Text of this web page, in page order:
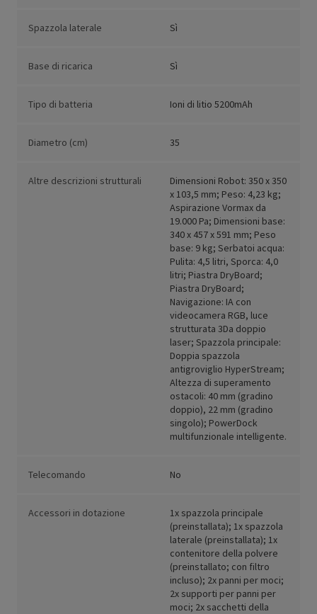
Spazzola laterale Sì
Base di ricarica Sì
Tipo di batteria Ioni di litio 5200mAh
Diametro (cm) 35
Altre descrizioni strutturali
Dimensioni Robot: 350 x 350
x 103,5 mm; Peso: 4,23 kg;
Aspirazione Vormax da
19.000 Pa; Dimensioni base:
340 x 457 x 591 mm; Peso
base: 9 kg; Serbatoi acqua:
Pulita: 4,5 litri, Sporca: 4,0
litri; Piastra DryBoard;
Piastra DryBoard;
Navigazione: IA con
videocamera RGB, luce
strutturata 3Da doppio
laser; Spazzola principale:
Doppia spazzola
antigroviglio HyperStream;
Altezza di superamento
ostacoli: 40 mm (gradino
doppio), 22 mm (gradino
singolo); PowerDock
multifunzionale intelligente.
Telecomando No
Accessori in dotazione
1x spazzola principale
(preinstallata); 1x spazzola
laterale (preinstallata); 1x
contenitore della polvere
(preinstallato; con filtro
incluso); 2x panni per moci;
2x supporti per panni per
moci; 2x sacchetti della